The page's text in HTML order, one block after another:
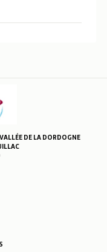
DE LA DORDOGNE